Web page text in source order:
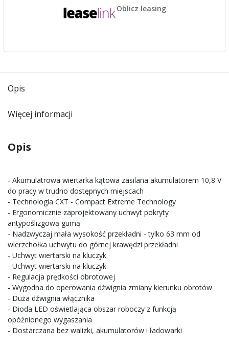
Oblicz leasing
Opis
Więcej informacji
Opis
- Akumulatrowa wiertarka kątowa zasilana akumulatorem 10,8 V
do pracy w trudno dostępnych miejscach
- Technologia CXT - Compact Extreme Technology
- Ergonomicznie zaprojektowany uchwyt pokryty
antypoślizgową gumą
- Nadzwyczaj mała wysokość przekładni - tylko 63 mm od
wierzchołka uchwytu do górnej krawędzi przekładni
- Uchwyt wiertarski na kluczyk
- Uchwyt wiertarski na kluczyk
- Regulacja prędkości obrotowej
- Wygodna do operowania dźwignia zmiany kierunku obrotów
- Duża dźwignia włącznika
- Dioda LED oświetlająca obszar roboczy z funkcją
opóźnionego wygaszania
- Dostarczana bez walizki, akumulatorów i ładowarki